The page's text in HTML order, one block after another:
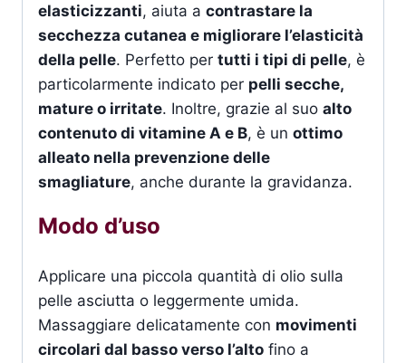
elasticizzanti, aiuta a contrastare la
secchezza cutanea e migliorare l’elasticità
della pelle. Perfetto per tutti i tipi di pelle, è
particolarmente indicato per pelli secche,
mature o irritate. Inoltre, grazie al suo alto
contenuto di vitamine A e B, è un ottimo
alleato nella prevenzione delle
smagliature, anche durante la gravidanza.
Modo d’uso
Applicare una piccola quantità di olio sulla
pelle asciutta o leggermente umida.
Massaggiare delicatamente con movimenti
circolari dal basso verso l’alto fino a